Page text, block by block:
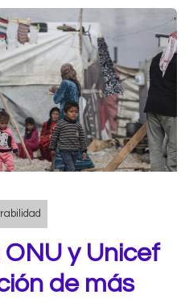
y Unicef
de más